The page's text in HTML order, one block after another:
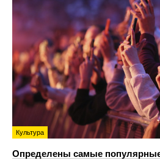
Культура
Определены самые